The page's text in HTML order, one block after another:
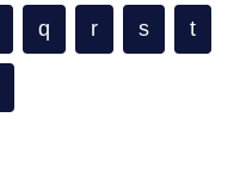
q r s t